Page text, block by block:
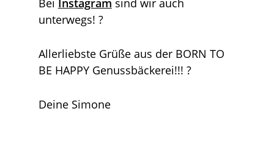
Bei Instagram sind wir auch
unterwegs! ?
Allerliebste Grüße aus der BORN TO
BE HAPPY Genussbäckerei!!! ?
Deine Simone